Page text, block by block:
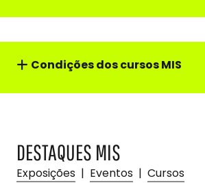
Condições dos cursos MIS
DESTAQUES MIS
Exposições | Eventos | Cursos